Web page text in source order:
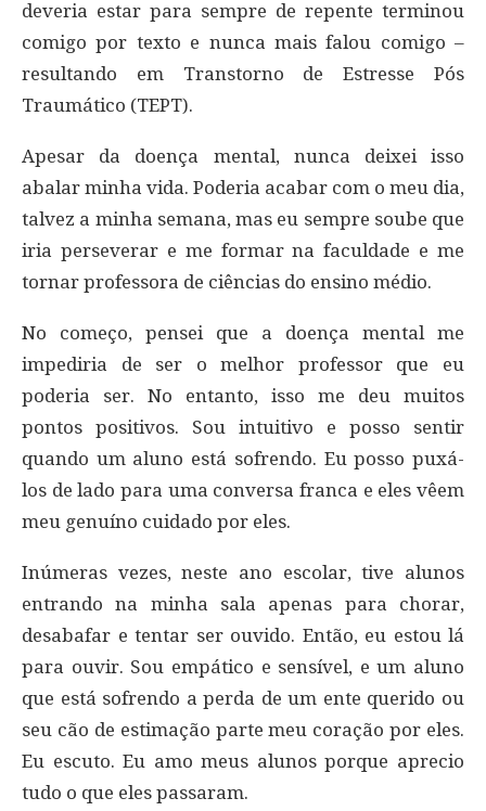
deveria estar para sempre de repente terminou
comigo por texto e nunca mais falou comigo –
resultando em Transtorno de Estresse Pós
Traumático (TEPT).
Apesar da doença mental, nunca deixei isso
abalar minha vida. Poderia acabar com o meu dia,
talvez a minha semana, mas eu sempre soube que
iria perseverar e me formar na faculdade e me
tornar professora de ciências do ensino médio.
No começo, pensei que a doença mental me
impediria de ser o melhor professor que eu
poderia ser. No entanto, isso me deu muitos
pontos positivos. Sou intuitivo e posso sentir
quando um aluno está sofrendo. Eu posso puxá-
los de lado para uma conversa franca e eles vêem
meu genuíno cuidado por eles.
Inúmeras vezes, neste ano escolar, tive alunos
entrando na minha sala apenas para chorar,
desabafar e tentar ser ouvido. Então, eu estou lá
para ouvir. Sou empático e sensível, e um aluno
que está sofrendo a perda de um ente querido ou
seu cão de estimação parte meu coração por eles.
Eu escuto. Eu amo meus alunos porque aprecio
tudo o que eles passaram.